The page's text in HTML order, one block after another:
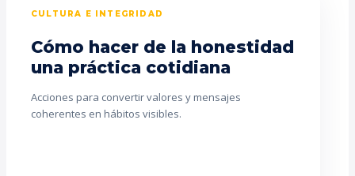
CULTURA E INTEGRIDAD
Cómo hacer de la honestidad
una práctica cotidiana
Acciones para convertir valores y mensajes
coherentes en hábitos visibles.